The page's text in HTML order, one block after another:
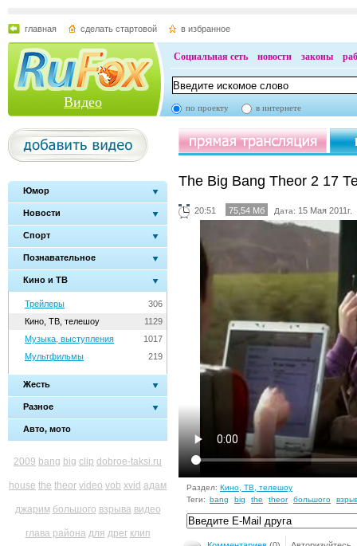
главная сделать стартовой в избранное
Видео
Социальная сеть новости законы
по проекту в интернете
Юмор
Новости
Спорт
Познавательное
Кино и ТВ
306
Трейлеры
1129
Кино, ТВ, телешоу
1017
Музыка, выступления
219
Мультфильмы
Жесть
Разное
Авто, мото
2009 bang big clip dobroe-taksi.ru
house the theor video vob xvid адам
джарим большого взрыва видео
глава района для дрег клип
The Big Bang Theor 2 17
20:51 75,54 Мб Дата: 15 Мая 2011г.
Раздел: Кино, ТВ, телешоу
Теги: bang big the theor большого